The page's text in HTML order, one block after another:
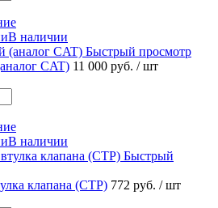
В наличии
Быстрый просмотр
CAT) 11 000 руб. / шт
В наличии
Быстрый
клапана (CTP) 772 руб. / шт